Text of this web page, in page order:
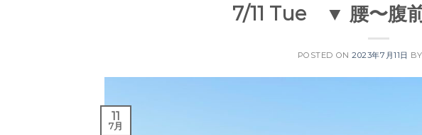
7/11 Tue ▼ 腰〜腹
POSTED ON2023年7月11日
11
7月